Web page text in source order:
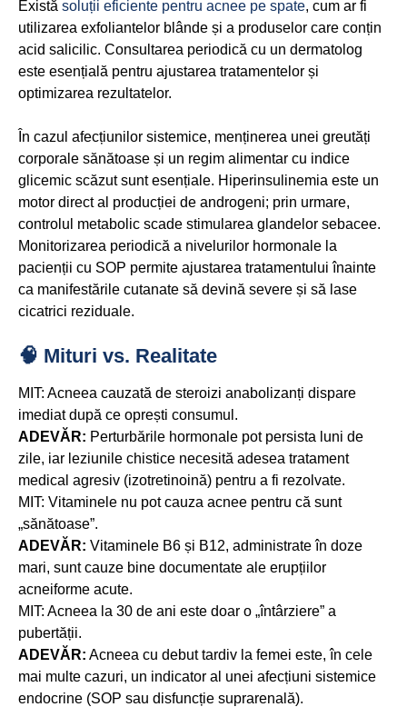
Există soluții eficiente pentru acnee pe spate, cum ar fi
utilizarea exfoliantelor blânde și a produselor care conțin
acid salicilic. Consultarea periodică cu un dermatolog
este esențială pentru ajustarea tratamentelor și
optimizarea rezultatelor.
În cazul afecțiunilor sistemice, menținerea unei greutăți
corporale sănătoase și un regim alimentar cu indice
glicemic scăzut sunt esențiale. Hiperinsulinemia este un
motor direct al producției de androgeni; prin urmare,
controlul metabolic scade stimularea glandelor sebacee.
Monitorizarea periodică a nivelurilor hormonale la
pacienții cu SOP permite ajustarea tratamentului înainte
ca manifestările cutanate să devină severe și să lase
cicatrici reziduale.
🧠 Mituri vs. Realitate
MIT: Acneea cauzată de steroizi anabolizanți dispare
imediat după ce oprești consumul.
ADEVĂR: Perturbările hormonale pot persista luni de
zile, iar leziunile chistice necesită adesea tratament
medical agresiv (izotretinoină) pentru a fi rezolvate.
MIT: Vitaminele nu pot cauza acnee pentru că sunt
„sănătoase”.
ADEVĂR: Vitaminele B6 și B12, administrate în doze
mari, sunt cauze bine documentate ale erupțiilor
acneiforme acute.
MIT: Acneea la 30 de ani este doar o „întârziere” a
pubertății.
ADEVĂR: Acneea cu debut tardiv la femei este, în cele
mai multe cazuri, un indicator al unei afecțiuni sistemice
endocrine (SOP sau disfuncție suprarenală).